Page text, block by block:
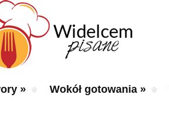
» Wokół gotowania »